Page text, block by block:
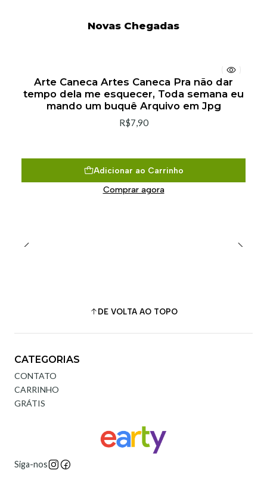
Novas Chegadas
Arte Caneca Artes Caneca Pra não dar
tempo dela me esquecer, Toda semana eu
mando um buquê Arquivo em Jpg
R$7,90
Adicionar ao Carrinho
Comprar agora
DE VOLTA AO TOPO
CATEGORIAS
CONTATO
CARRINHO
GRÁTIS
Siga-nos